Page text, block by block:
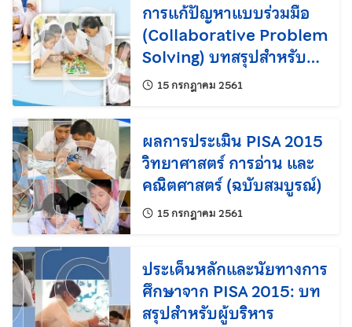
การแก้ปัญหาแบบร่วมมือ
(Collaborative Problem
Solving) บทสรุปสำหรับผู้
บริหาร
15 กรกฎาคม 2561แก้ไขล่าสุดเมื่อ:
ผลการประเมิน PISA 2015
วิทยาศาสตร์ การอ่าน และ
คณิตศาสตร์ (ฉบับสมบูรณ์)
15 กรกฎาคม 2561แก้ไขล่าสุดเมื่อ:
ประเด็นหลักและนัยทางการ
ศึกษาจาก PISA 2015: บท
สรุปสำหรับผู้บริหาร